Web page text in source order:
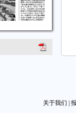
关于我们